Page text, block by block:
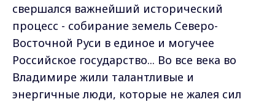
свершался важнейший исторический
процесс - собирание земель Северо-
Восточной Руси в единое и могучее
Российское государство... Во все века во
Владимире жили талантливые и
энергичные люди, которые не жалея сил